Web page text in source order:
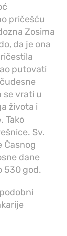
pričešću
Zosima
da je ona
putovati
se vrati u
života i
Tako
Sv.
Časnog
dane
530 god.